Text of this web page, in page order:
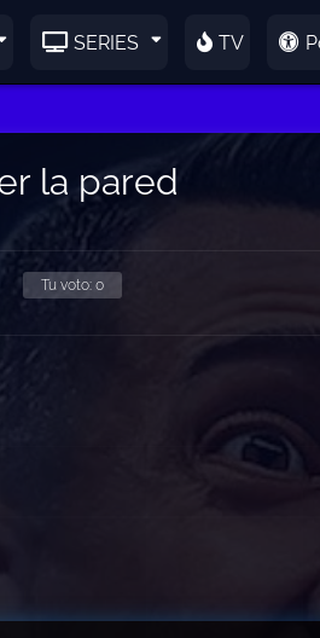
SERIES TV
la pared
Tu voto: 0